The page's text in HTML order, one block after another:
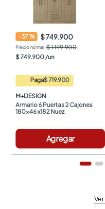
-37% $ 749.900
$ 1.199.900
$749.900 /un
Paga$ 719.900
M+DESIGN
Armario 6 Puertas 2 Cajones
180x46 x182 Nuez
Agregar
Ver